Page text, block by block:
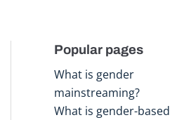
Popular pages
What is gender
mainstreaming?
What is gender-based